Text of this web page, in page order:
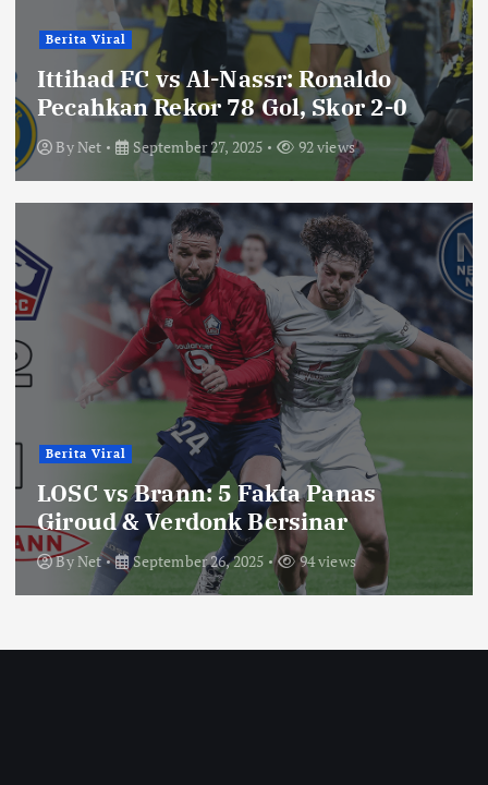
Berita Viral
Ittihad FC vs Al-Nassr: Ronaldo
Pecahkan Rekor 78 Gol, Skor 2-0
ByNet September 27, 2025 92 views
Berita Viral
LOSC vs Brann: 5 Fakta Panas
Giroud & Verdonk Bersinar
ByNet September 26, 2025 94 views